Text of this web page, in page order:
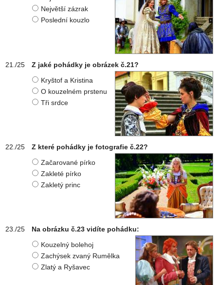
Největší zázrak
Poslední kouzlo
Z jaké pohádky je obrázek č.21?
Kryštof a Kristina
O kouzelném prstenu
Tři srdce
Z které pohádky je fotografie č.22?
Začarované pírko
Zakleté pírko
Zakletý princ
Na obrázku č.23 vidíte pohádku:
Kouzelný bolehoj
Zachýsek zvaný Rumělka
Zlatý a Ryšavec